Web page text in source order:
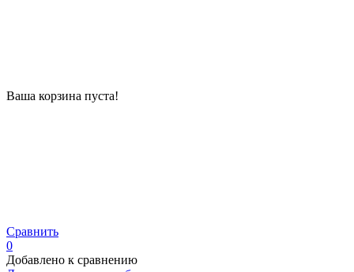
Ваша корзина пуста!
Сравнить
0
Добавлено к сравнению